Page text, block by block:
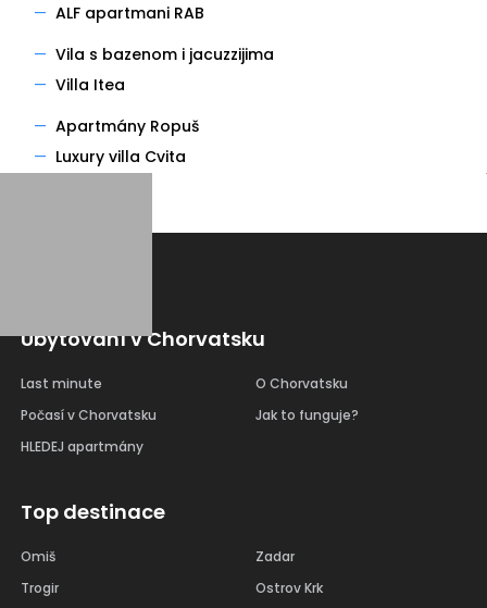
— ALF apartmani RAB
— Vila s bazenom i jacuzzijima
— Villa Itea
— Apartmány Ropuš
— Luxury villa Cvita
Ubytování v Chorvatsku
Last minute
Počasí v Chorvatsku
HLEDEJ apartmány
O Chorvatsku
Jak to funguje?
Top destinace
Omiš
Trogir
Zadar
Ostrov Krk